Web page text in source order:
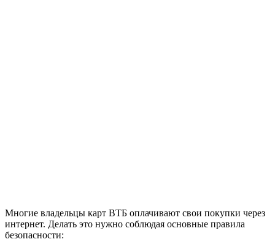
Многие владельцы карт ВТБ оплачивают свои покупки через
интернет. Делать это нужно соблюдая основные правила
безопасности: